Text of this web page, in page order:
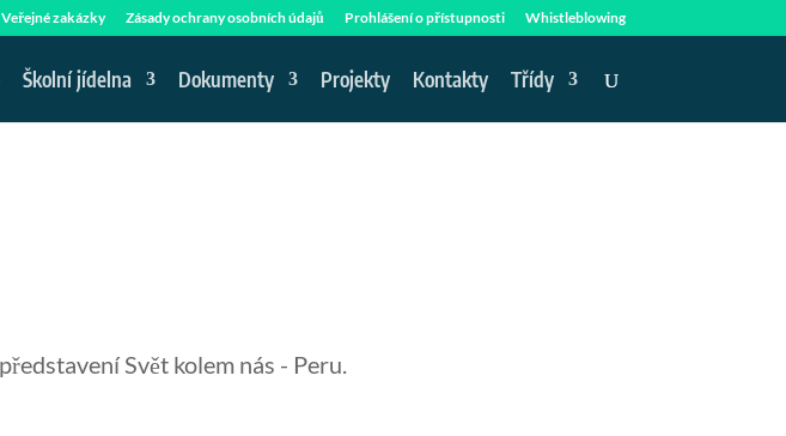
Veřejné zakázky Zásady ochrany osobních údajů Prohlášení o přístupnosti Whistleblowing
Školní jídelna Dokumenty Projekty Kontakty Třídy
Svět kolem nás - Peru.